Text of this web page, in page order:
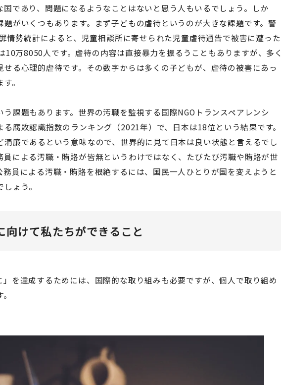
国であり、問題になるようなことはないと思う人もいるでしょう。しか
題がいくつもあります。まず子どもの虐待というのが大きな課題です。警
情勢統計によると、児童相談所に寄せられた児童虐待通告で被害に遭った
10万8050人です。虐待の内容は直接暴力を振るうこともありますが、多く
る心理的虐待です。その数字からは多くの子どもが、虐待の被害にあっ
。
課題もあります。世界の汚職を監視する国際NGOトランスペアレンシ
腐敗認識指数のランキング（2021年）で、日本は18位という結果です。
清廉であるという意味なので、世界的に見て日本は良い状態と言えるでし
員による汚職・賄賂が皆無というわけではなく、たびたび汚職や賄賂が世
員による汚職・賄賂を根絶するには、国民一人ひとりが国を変えようと
ょう。
向けて私たちができること
」を達成するためには、国際的な取り組みも必要ですが、個人で取り組め